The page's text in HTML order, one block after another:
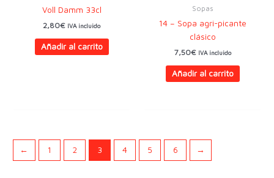
Voll Damm 33cl
2,80€ IVA incluido
Añadir al carrito
Sopas
14 – Sopa agri-picante
clásico
7,50€ IVA incluido
Añadir al carrito
← 1 2 3 4 5 6 →